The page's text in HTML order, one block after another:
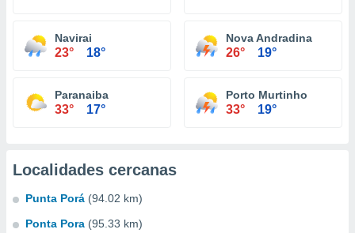
Navirai
23° 18°
Nova Andradina
26° 19°
Paranaiba
33° 17°
Porto Murtinho
33° 19°
Localidades cercanas
Punta Porá (94.02 km)
Ponta Pora (95.33 km)